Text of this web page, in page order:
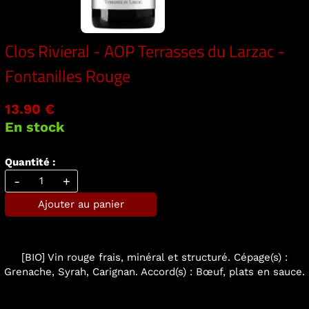
Clos Rivieral - AOP Terrasses du Larzac -
Fontanilles Rouge
13.90 €
En stock
Quantité :
- +
Ajouter au panier
[BIO] Vin rouge frais, minéral et structuré. Cépage(s) :
Grenache, Syrah, Carignan. Accord(s) : Bœuf, plats en sauce.